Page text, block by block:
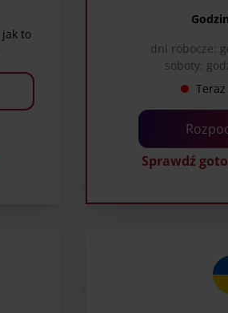
to
dni robocze:
soboty:
Sprawdź